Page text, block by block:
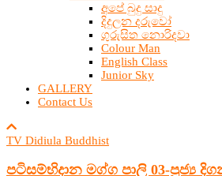
අපේ බුදු සාදු
දිදුලන දරුවෝ
ගුරුසිත නොරිදවා
Colour Man
English Class
Junior Sky
GALLERY
Contact Us
TV Didiula Buddhist
පටිසම්භිදාන මග්ග පාලි 03-පූජ්‍ය